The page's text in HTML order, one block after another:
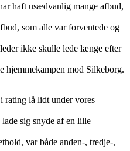
haft usædvanlig mange afbud,
som alle var forventede og
ikke skulle lede længe efter
hjemmekampen mod Silkeborg.
rating lå lidt under vores
sig snyde af en lille
var både anden-, tredje-,